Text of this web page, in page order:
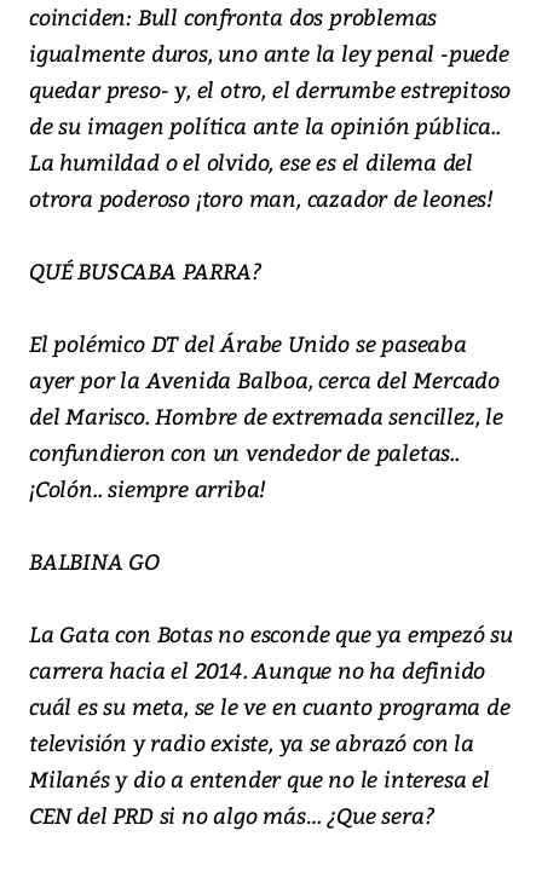
coinciden: Bull confronta dos problemas
igualmente duros, uno ante la ley penal -puede
quedar preso- y, el otro, el derrumbe estrepitoso
de su imagen política ante la opinión pública..
La humildad o el olvido, ese es el dilema del
otrora poderoso ¡toro man, cazador de leones!
QUÉ BUSCABA PARRA?
El polémico DT del Árabe Unido se paseaba
ayer por la Avenida Balboa, cerca del Mercado
del Marisco. Hombre de extremada sencillez, le
confundieron con un vendedor de paletas..
¡Colón.. siempre arriba!
BALBINA GO
La Gata con Botas no esconde que ya empezó su
carrera hacia el 2014. Aunque no ha definido
cuál es su meta, se le ve en cuanto programa de
televisión y radio existe, ya se abrazó con la
Milanés y dio a entender que no le interesa el
CEN del PRD si no algo más… ¿Que sera?